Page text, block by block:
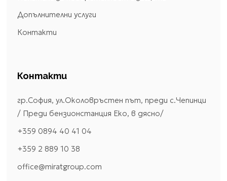
Допълнителни услуги
Контакти
Контакти
гр.София, ул.Околовръстен път, преди с.Чепинци
/ Преди бензионстанция Еко, в дясно/
+359 0894 40 41 04
+359 2 889 10 38
office@miratgroup.com